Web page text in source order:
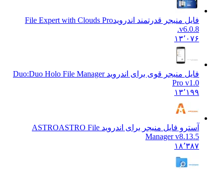
فایل منیجر قدرتمند اندرویدFile Expert with Clouds Pro
v6.0.8.
۱۳٬۰۷۶
فایل منیجر قوی برای اندروید Duo:Duo Holo File Manager
Pro v1.0
۱۳٬۱۹۹
آسترو فایل منیجر برای اندروید ASTRO ASTRO File
Manager v8.13.5
۱۸٬۳۸۷